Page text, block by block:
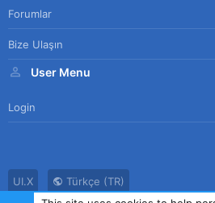
Forumlar
Bize Ulaşın
User Menu
Login
UI.X
Türkçe (TR)